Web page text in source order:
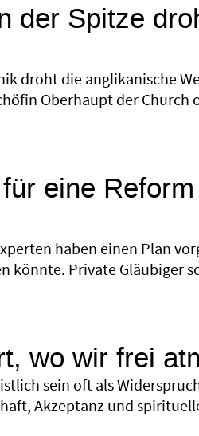
der Spitze
droht die anglikanische
Oberhaupt der
eine
haben einen Plan
könnte. Private Gläubiger
wo wir frei
sein oft als
Akzeptanz und